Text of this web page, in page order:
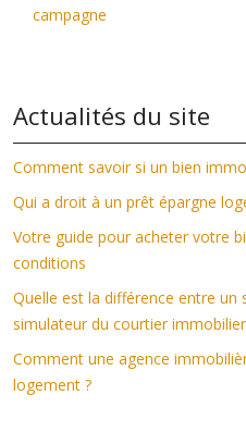
campagne
Actualités du site
Comment savoir si un bien
Qui a droit à un prêt épargne
Votre guide pour acheter votre
conditions
Quelle est la différence entre un
simulateur du courtier
Comment une agence
logement ?